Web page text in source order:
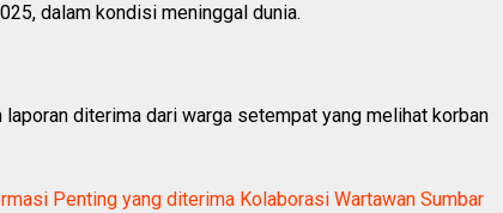
dalam kondisi meninggal dunia.
diterima dari warga setempat yang melihat korban
Penting yang diterima Kolaborasi Wartawan Sumbar